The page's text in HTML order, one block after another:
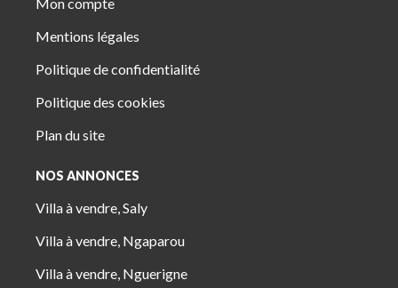
Mentions légales
Politique de confidentialité
Politique des cookies
Plan du site
NOS ANNONCES
Villa à vendre, Saly
Villa à vendre, Ngaparou
Villa à vendre, Nguerigne